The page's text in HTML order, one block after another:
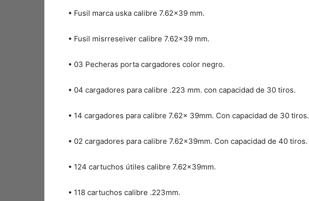
•⁠ ⁠Fusil marca uska calibre 7.62×39 mm.
•⁠ ⁠Fusil misrreseiver calibre 7.62×39 mm.
•⁠ ⁠03 Pecheras porta cargadores color negro.
•⁠ ⁠04 cargadores para calibre .223 mm. con capacidad de 30 tiros.
•⁠ ⁠14 cargadores para calibre 7.62x 39mm. Con capacidad de 30 tiros.
•⁠ ⁠02 cargadores para calibre 7.62x39mm. Con capacidad de 40 tiros.
•⁠ ⁠124 cartuchos útiles calibre 7.62x39mm.
•⁠ ⁠118 cartuchos calibre .223mm.